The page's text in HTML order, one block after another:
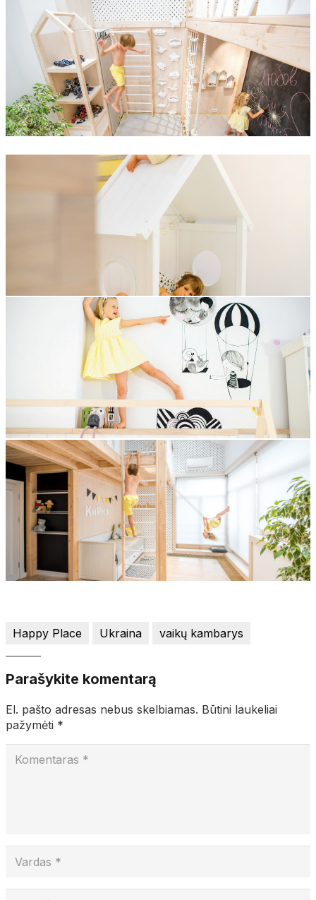
Happy Place Ukraina vaikų kambarys
Parašykite komentarą
El. pašto adresas nebus skelbiamas. Būtini laukeliai
pažymėti *